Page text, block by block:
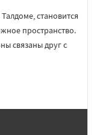
становится
пространство.
связаны друг с